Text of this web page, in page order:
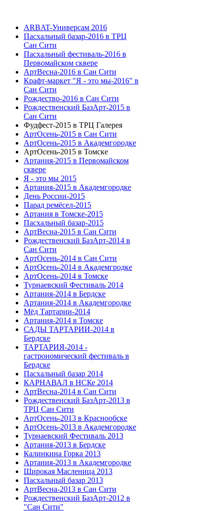
ARBAT-Универсам 2016
Пасхальный базар-2016 в ТРЦ
Сан Сити
Пасхальный фестиваль-2016 в
Первомайском сквере
АртВесна-2016 в Сан Сити
Крафт-маркет "Я - это мы-2016" в
Сан Сити
Рождество-2016 в Сан Сити
Рождественский БазАрт-2015 в
Сан Сити
Фудфест-2015 в ТРЦ Галерея
АртОсень-2015 в Сан Сити
АртОсень-2015 в Академгородке
АртОсень-2015 в Томске
Артания-2015 в Первомайском
сквере
Я - это мы 2015
Артания-2015 в Академгородке
День России-2015
Парад ремёсел-2015
Артания в Томске-2015
Пасхальный базар-2015
АртВесна-2015 в Сан Сити
Рождественский БазАрт-2014 в
Сан Сити
АртОсень-2014 в Сан Сити
АртОсень-2014 в Академгродке
АртОсень-2014 в Томске
Турнаевский Фестиваль 2014
Артания-2014 в Бердске
Артания-2014 в Академгородке
Мёд Тартарии-2014
Артания-2014 в Томске
САДЫ ТАРТАРИИ-2014 в
Бердске
ТАРТАРИЯ-2014 -
гастрономический фестиваль в
Бердске
Пасхальный базар 2014
КАРНАВАЛ в НСКе 2014
АртВесна-2014 в Сан Сити
Рождественский БазАрт-2013 в
ТРЦ Сан Сити
АртОсень-2013 в Краснообске
АртОсень-2013 в Академгородке
Турнаевский Фестиваль 2013
Артания-2013 в Бердске
Калинкина Горка 2013
Артания-2013 в Академгородке
Широкая Масленица 2013
Пасхальный базар 2013
АртВесна-2013 в Сан Сити
Рождественский БазАрт-2012 в
"Сан Сити"